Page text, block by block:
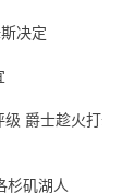
决定
爵士趁火打劫
杉矶湖人